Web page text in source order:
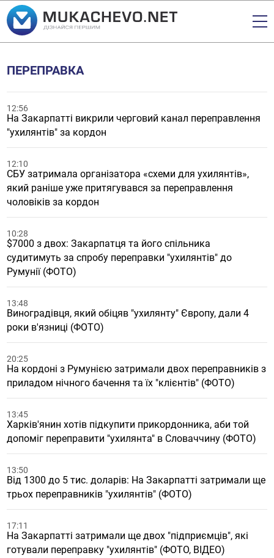
ПЕРЕПРАВКА
12:56
На Закарпатті викрили черговий канал переправлення
"ухилянтів" за кордон
12:10
СБУ затримала організатора «схеми для ухилянтів»,
який раніше уже притягувався за переправлення
чоловіків за кордон
10:28
$7000 з двох: Закарпатця та його спільника
судитимуть за спробу переправки "ухилянтів" до
Румунії (ФОТО)
13:48
Виноградівця, який обіцяв "ухилянту" Європу, дали 4
роки в'язниці (ФОТО)
20:25
На кордоні з Румунією затримали двох переправників з
приладом нічного бачення та їх "клієнтів" (ФОТО)
13:45
Харків'янин хотів підкупити прикордонника, аби той
допоміг переправити "ухилянта" в Словаччину (ФОТО)
13:50
Від 1300 до 5 тис. доларів: На Закарпатті затримали ще
трьох переправників "ухилянтів" (ФОТО)
17:11
На Закарпатті затримали ще двох "підприємців", які
готували переправку "ухилянтів" (ФОТО, ВІДЕО)